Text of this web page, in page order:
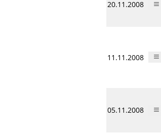
20.11.2008
11.11.2008
05.11.2008